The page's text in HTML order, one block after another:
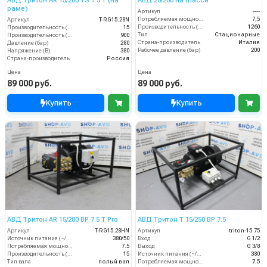
раме)
Артикул
T-RG15.28N
15
900
Давление (бар)
280
Напряжение (В)
380
Страна-производитель
Россия
Цена
89 000 руб.
Купить
Артикул
----
7,5
1260
Тип
Стационарные
Страна-производитель
Италия
Рабочее давление (бар)
200
Цена
89 000 руб.
Купить
АВД Тритон AR 15/280 BP 7.5 T Pro
Артикул
T-RG15.28HN
380/50
7.5
15
Тип вала
полый вал
АВД Тритон T 15/250 BP 7.5
Артикул
triton-15.75
Вход
G 1/2
Выход
G 3/8
380
7.5